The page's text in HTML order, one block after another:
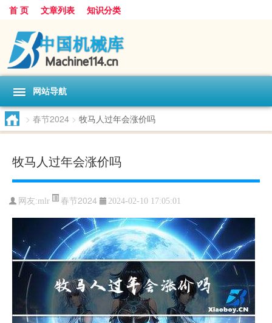
首 页 文章列表 知识分类
网站导航
> 春节2024 > 牧马人过年会涨价吗
牧马人过年会涨价吗
网友:mlr 春节2024 2024-02-10 17:05:01